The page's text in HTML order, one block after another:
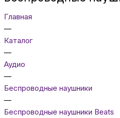
Главная
—
Каталог
—
Аудио
—
Беcпроводные наушники
—
Беспроводные наушники Beats